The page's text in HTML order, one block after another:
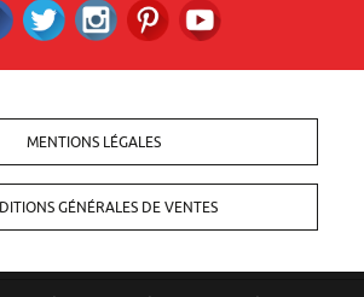
MENTIONS LÉGALES
GÉNÉRALES DE VENTES